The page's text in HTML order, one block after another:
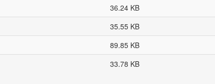
36.24 KB
35.55 KB
89.85 KB
33.78 KB